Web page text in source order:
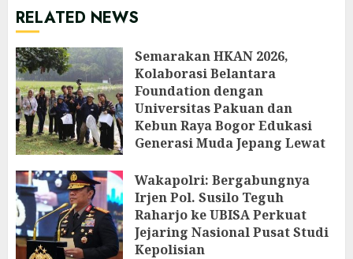
RELATED NEWS
Semarakan HKAN 2026,
Kolaborasi Belantara
Foundation dengan
Universitas Pakuan dan
Kebun Raya Bogor Edukasi
Generasi Muda Jepang Lewat
Kebun Raya Bogor
AGUSTUS 3, 2026
Wakapolri: Bergabungnya
Irjen Pol. Susilo Teguh
Raharjo ke UBISA Perkuat
Jejaring Nasional Pusat Studi
Kepolisian